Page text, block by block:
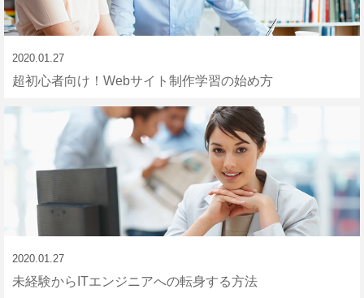
2020.01.27
超初心者向け！Webサイト制作学習の始め方
2020.01.27
未経験からITエンジニアへの転身する方法